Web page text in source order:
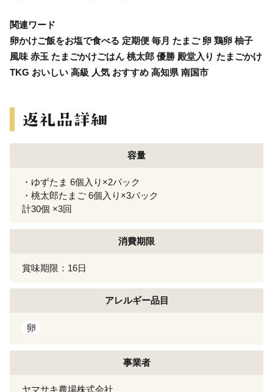
関連ワード
卵かけご飯をお塩で食べる 定期便 毎月 たまご 卵 鶏卵 柚子
風味 赤玉 たまごかけごはん 桃太郎 優勝 殿堂入り たまごかけ
TKG おいしい 高級 人気 おすすめ 高知県 南国市
容量
・ゆずたま 6個入り×2パック
・桃太郎たまご 6個入り×3パック
計30個 ×3回
消費期限
賞味期限：16日
アレルギー品目
卵
事業者
ヤマサキ農場株式会社